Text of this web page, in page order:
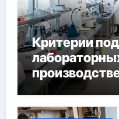
Критерии
лабораторий